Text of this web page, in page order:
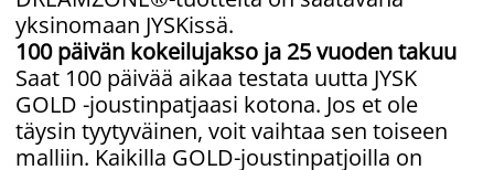
yksinomaan JYSKissä.
100 päivän kokeilujakso ja 25 vuoden takuu
Saat 100 päivää aikaa testata uutta JYSK
GOLD -joustinpatjaasi kotona. Jos et ole
täysin tyytyväinen, voit vaihtaa sen toiseen
malliin. Kaikilla GOLD-joustinpatjoilla on